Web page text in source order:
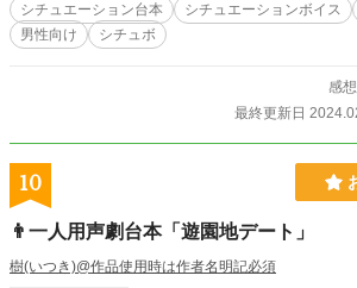
シチュエーション台本 シチュエーションボイス
男性向け
シチュボ
感
最終更新日
10
👨一人用声劇台本「遊園地デート」
樹(いつき)@作品使用時は作者名明記必須